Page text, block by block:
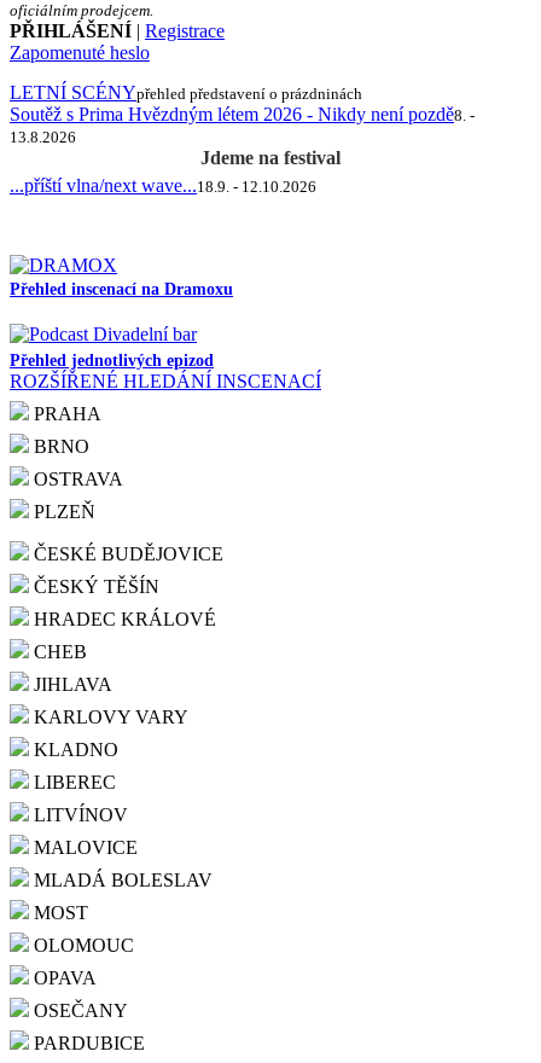
oficiálním prodejcem.
PŘIHLÁŠENÍ
Registrace
Zapomenuté heslo
LETNÍ SCÉNYpřehled představení o prázdninách
Soutěž s Prima Hvězdným létem 2026 - Nikdy není pozdě8. -
13.8.2026
Jdeme na festival
...příští vlna/next wave...18.9. - 12.10.2026
Přehled inscenací na Dramoxu
Přehled jednotlivých epizod
ROZŠÍŘENÉ HLEDÁNÍ INSCENACÍ
PRAHA
BRNO
OSTRAVA
PLZEŇ
ČESKÉ BUDĚJOVICE
ČESKÝ TĚŠÍN
HRADEC KRÁLOVÉ
CHEB
JIHLAVA
KARLOVY VARY
KLADNO
LIBEREC
LITVÍNOV
MALOVICE
MLADÁ BOLESLAV
MOST
OLOMOUC
OPAVA
OSEČANY
PARDUBICE